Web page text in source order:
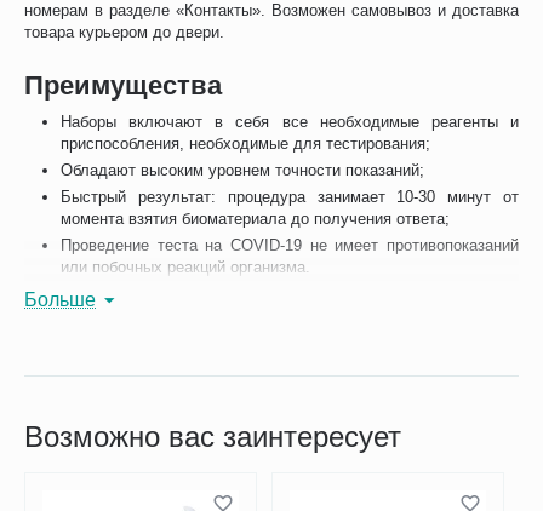
номерам в разделе «Контакты». Возможен самовывоз и доставка
товара курьером до двери.
Преимущества
Наборы включают в себя все необходимые реагенты и
приспособления, необходимые для тестирования;
Обладают высоким уровнем точности показаний;
Быстрый результат: процедура занимает 10-30 минут от
момента взятия биоматериала до получения ответа;
Проведение теста на COVID-19 не имеет противопоказаний
или побочных реакций организма.
Больше
Возможно вас заинтересует